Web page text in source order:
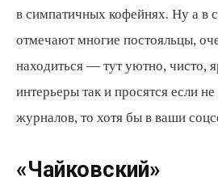
в симпатичных кофейнях. Ну а в
отмечают многие постояльцы,
находиться — тут уютно, чисто,
интерьеры так и просятся если
журналов, то хотя бы в ваши
«Чайковский»